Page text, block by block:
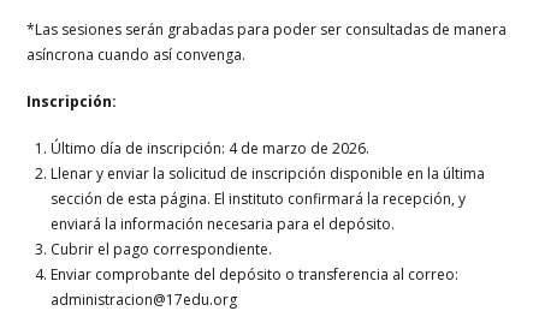
*Las sesiones serán grabadas para poder ser consultadas de manera
asíncrona cuando así convenga.
Inscripción:
Último día de inscripción: 4 de marzo de 2026.
Llenar y enviar la solicitud de inscripción disponible en la última
sección de esta página. El instituto confirmará la recepción, y
enviará la información necesaria para el depósito.
Cubrir el pago correspondiente.
Enviar comprobante del depósito o transferencia al correo:
administracion@17edu.org